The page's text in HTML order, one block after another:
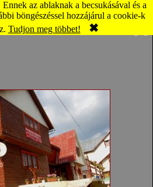
az ablaknak a becsukásával és a
böngészéssel hozzájárul a cookie-k
Tudjon meg többet! ✖
panzió (térkép)
Komment Panoráma